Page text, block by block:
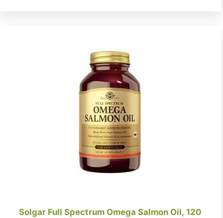
Solgar Full Spectrum Omega Salmon Oil, 120